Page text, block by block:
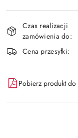
i
dostawa
Czas realizacji
zamówienia do:
Cena przesyłki:
Pobierz produkt do